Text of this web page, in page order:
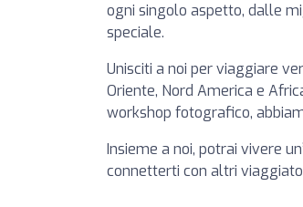
ogni singolo aspetto, dalle
speciale.
Unisciti a noi per viaggiare
Oriente, Nord America e
workshop fotografico,
Insieme a noi, potrai vivere
connetterti con altri